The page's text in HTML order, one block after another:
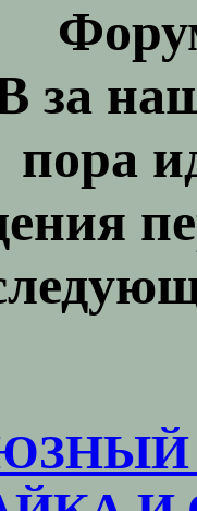
за
пора